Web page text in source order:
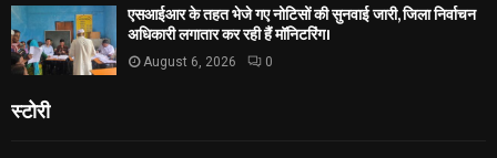
एसआईआर के तहत भेजे गए नोटिसों की सुनवाई जारी, जिला निर्वाचन
अधिकारी लगातार कर रही हैं मॉनिटरिंग।
August 6, 2026 0
स्टोरी